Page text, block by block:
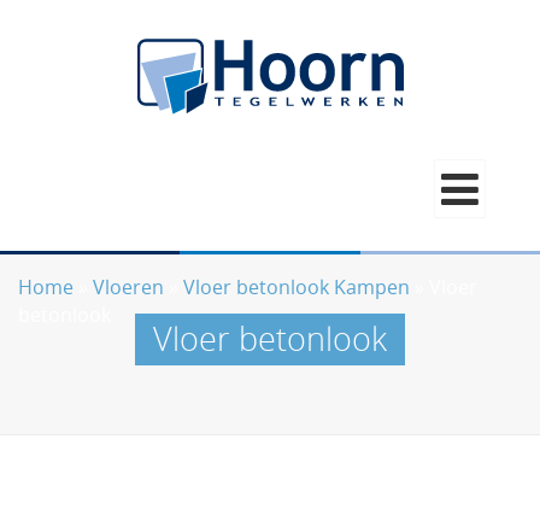
Home Vloeren Vloer betonlook Kampen
Vloer betonlook